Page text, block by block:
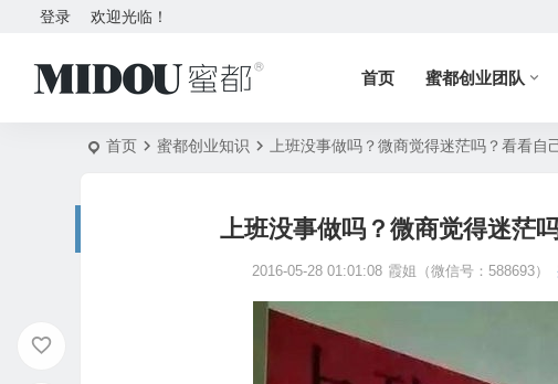
欢迎光临！
登录
首页 蜜都创业团队
首页 蜜都创业知识 上班没事做吗？微商觉得迷茫吗？看看自
上班没事做吗？微商觉得迷茫
2016-05-28 01:01:08 霞姐（微信号：588693）